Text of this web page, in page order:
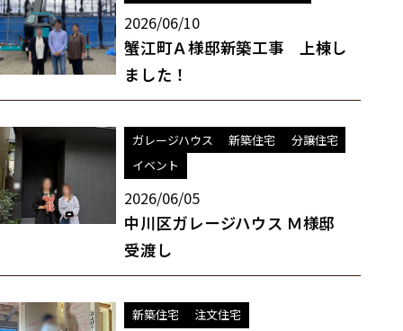
2026/06/10
蟹江町Ａ様邸新築工事 上棟し
ました！
ガレージハウス 新築住宅
分譲住宅
イベント
2026/06/05
中川区ガレージハウス Ｍ様邸
受渡し
新築住宅 注文住宅